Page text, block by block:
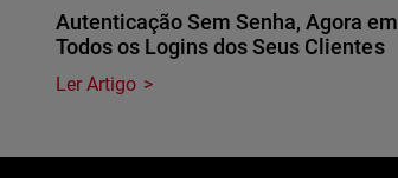
Autenticação Sem Senha, Agora em
Todos os Logins dos Seus Clientes
Ler Artigo